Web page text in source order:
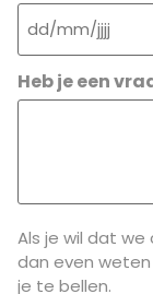
Heb je een
Als je wil dat
dan even
je te bellen.